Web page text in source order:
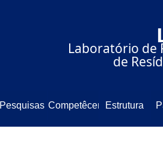
⠀⠀⠀⠀Laboratório de
⠀⠀⠀⠀⠀⠀⠀⠀⠀de
Pesquisas CompetêcenciaEstrutura